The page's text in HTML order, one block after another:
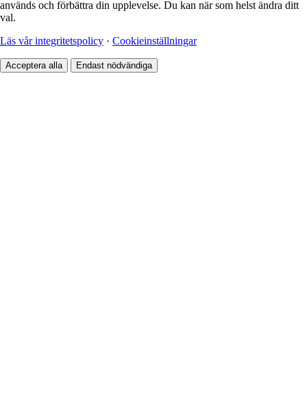
används och förbättra din upplevelse. Du kan när som helst ändra ditt
val.
Läs vår integritetspolicy · Cookieinställningar
Acceptera alla Endast nödvändiga